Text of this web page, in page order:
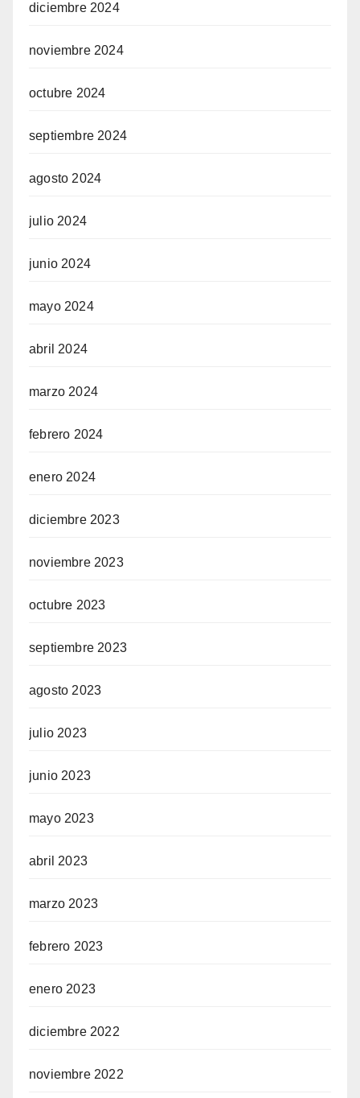
diciembre 2024
noviembre 2024
octubre 2024
septiembre 2024
agosto 2024
julio 2024
junio 2024
mayo 2024
abril 2024
marzo 2024
febrero 2024
enero 2024
diciembre 2023
noviembre 2023
octubre 2023
septiembre 2023
agosto 2023
julio 2023
junio 2023
mayo 2023
abril 2023
marzo 2023
febrero 2023
enero 2023
diciembre 2022
noviembre 2022